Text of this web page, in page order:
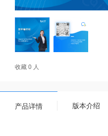
收藏 0 人
产品详情 版本介绍